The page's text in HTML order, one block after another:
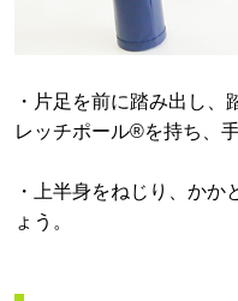
・片足を前に踏み出し、
レッチポール®を持ち、
・上半身をねじり、かか
ょう。